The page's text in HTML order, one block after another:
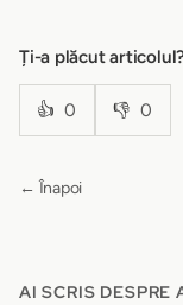
Ți-a plăcut articolul?
👍 0 👎 0
← Înapoi
AI SCRIS DESPRE